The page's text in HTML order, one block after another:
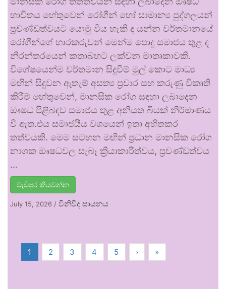
භාවිතය හේතුවෙන් රෝගීන් හෝ සාමාන්‍ය පුද්ගලයන්
ප්‍රචණ්ඩත්වයට යොමු විය හැකි ද යන්න වර්තමානයේ
රෝගීන්ගේ භාරකරුවන් මෙන්ම පොදු සමාජය තුළ ද
නිරන්තරයෙන් කතාබහට ලක්වන මාතෘකාවකි.
විශේෂයෙන්ම වර්තමාන සිදුවීම් මුල් කොට මාධ්‍ය
මඟින් සිදුවන ඇතැම් අසත්‍ය ප්‍රචාර සහ කරුණු විකෘති
කිරීම් හේතුවෙන්, මානසික රෝග සඳහා ලබාදෙන
ඖෂධ පිළිබඳව සමාජය තුළ අනියත බියක් නිර්මාණය
වී ඇත.එය සමාජයීය වශයෙන් ඉතා අහිතකර
තත්වයකි. මෙම සටහන මඟින් ප්‍රධාන මානසික රෝග
නාශක ඖෂධවල සැබෑ ක්‍රියාකාරීත්වය, ප්‍රචණ්ඩත්වය
…
වැඩිපුර කියවන්න
July 15, 2026 / විනිවිද සායනය
1 2 3 4 5 › »